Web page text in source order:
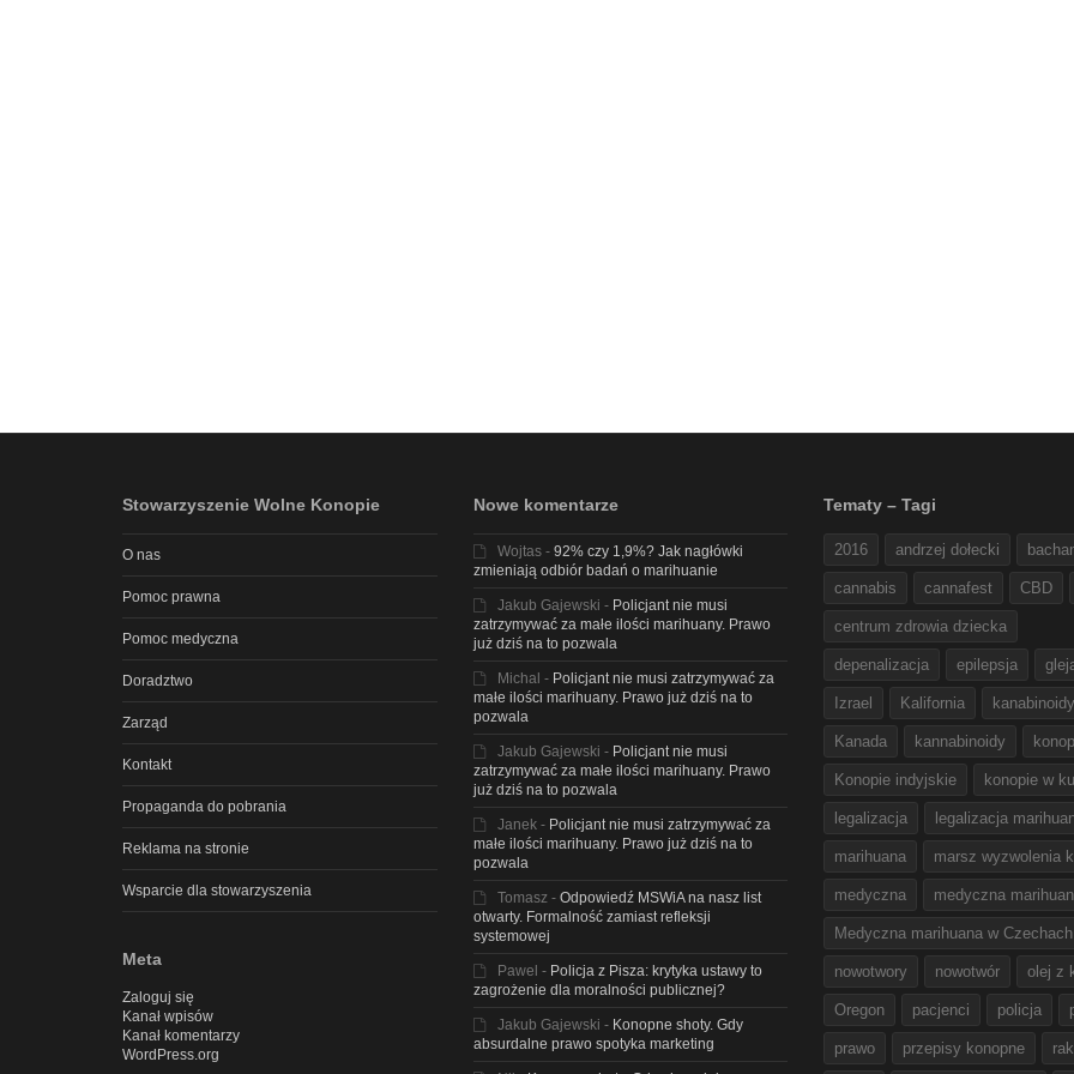
Stowarzyszenie Wolne Konopie
O nas
Pomoc prawna
Pomoc medyczna
Doradztwo
Zarząd
Kontakt
Propaganda do pobrania
Reklama na stronie
Wsparcie dla stowarzyszenia
Meta
Zaloguj się
Kanał wpisów
Kanał komentarzy
WordPress.org
Nowe komentarze
Wojtas- 92% czy 1,9%? Jak nagłówki
zmieniają odbiór badań o marihuanie
Jakub Gajewski - Policjant nie musi
zatrzymywać za małe ilości marihuany. Prawo
już dziś na to pozwala
Michal - Policjant nie musi zatrzymywać za
małe ilości marihuany. Prawo już dziś na to
pozwala
Jakub Gajewski - Policjant nie musi
zatrzymywać za małe ilości marihuany. Prawo
już dziś na to pozwala
Janek- Policjant nie musi zatrzymywać za
małe ilości marihuany. Prawo już dziś na to
pozwala
Tomasz- Odpowiedź MSWiA na nasz list
otwarty. Formalność zamiast refleksji
systemowej
Pawel - Policja z Pisza: krytyka ustawy to
zagrożenie dla moralności publicznej?
Jakub Gajewski - Konopne shoty. Gdy
absurdalne prawo spotyka marketing
Tematy – Tagi
2016 andrzej dołecki
cannabis cannafest CBD
centrum zdrowia dziecka
depenalizacja epilepsja
Izrael Kalifornia kanabinoidy
Kanada kannabinoidy
Konopie indyjskie konopie w
legalizacja legalizacja
marihuana marsz wyzwolenia
medyczna medyczna
Medyczna marihuana w Czechach
nowotwory nowotwór olej z
Oregon pacjenci policja
prawo przepisy konopne rak